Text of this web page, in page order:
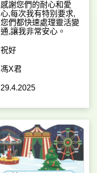
感謝您們的耐心和愛
心,每次我有特别要求,
您們都快速處理靈活變
通,讓我非常安心。
祝好
馮X君
29.4.2025